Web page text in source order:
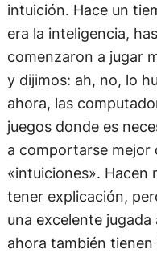
intuición. Hace un
era la inteligencia,
comenzaron a jugar
y dijimos: ah, no, lo
ahora, las
juegos donde es
a comportarse mejor
«intuiciones». Hacen
tener explicación,
una excelente
ahora también